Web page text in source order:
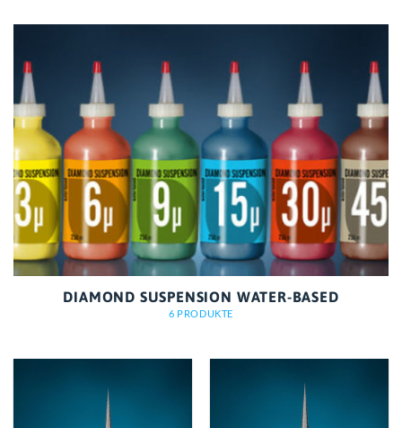
DIAMOND SUSPENSION WATER-BASED
6 PRODUKTE